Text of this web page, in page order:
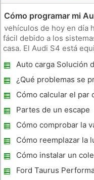
Cómo programar mi
vehículos de hoy en día
fácil debido a los
casa. El Audi S4 está
remoto en casa le
puerta sin nec
Auto carga Solución
¿Qué problemas se
coche se
Cómo calcular el par
Partes de un escape
Cómo comprobar la
repuesto Booster
Cómo reemplazar la
2000 BMW 328
Cómo instalar un
un Chevy Blazer 1975
Ford Taurus